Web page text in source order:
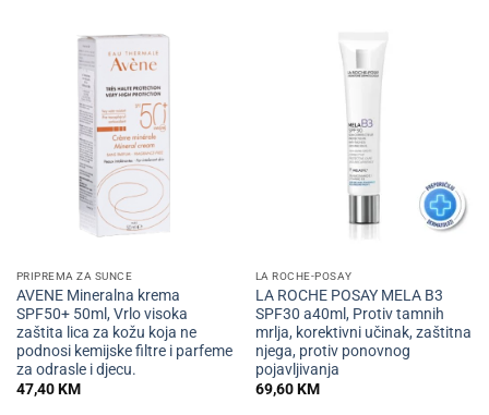
PRIPREMA ZA SUNCE
AVENE Mineralna krema
SPF50+ 50ml, Vrlo visoka
zaštita lica za kožu koja ne
podnosi kemijske filtre i parfeme
za odrasle i djecu.
47,40KM
LA ROCHE-POSAY
LA ROCHE POSAY MELA B3
SPF30 a40ml, Protiv tamnih
mrlja, korektivni učinak, zaštitna
njega, protiv ponovnog
pojavljivanja
69,60KM